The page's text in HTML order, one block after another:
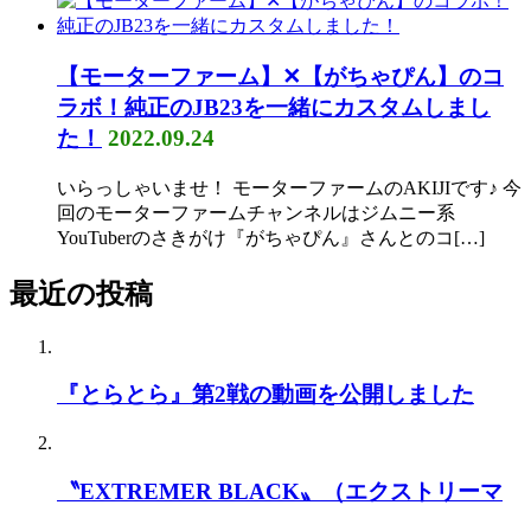
【モーターファーム】✕【がちゃぴん】のコ
ラボ！純正のJB23を一緒にカスタムしまし
た！ 2022.09.24
いらっしゃいませ！ モーターファームのAKIJIです♪ 今
回のモーターファームチャンネルはジムニー系
YouTuberのさきがけ『がちゃぴん』さんとのコ[…]
最近の投稿
『とらとら』第2戦の動画を公開しました
〝EXTREMER BLACK〟（エクストリーマ